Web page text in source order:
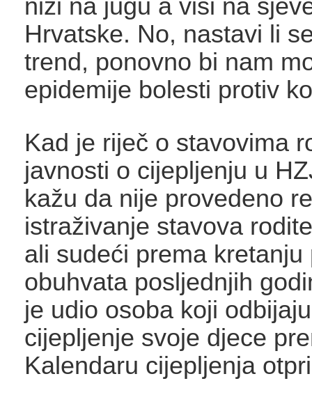
niži na jugu a viši na
Hrvatske. No, nastavi li
trend, ponovno bi nam
epidemije bolesti protiv
Kad je riječ o stavovima
javnosti o cijepljenju u
kažu da nije provedeno
istraživanje stavova
ali sudeći prema kretanju
obuhvata posljednjih
je udio osoba koji
cijepljenje svoje djece
Kalendaru cijepljenja